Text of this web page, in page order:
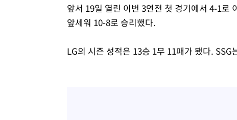
앞서 19일 열린 이번 3연전 첫 경기에서 4-1로
앞세워 10-8로 승리했다.
LG의 시즌 성적은 13승 1무 11패가 됐다.